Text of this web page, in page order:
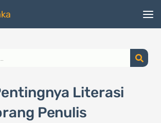
Literasi
Penulis